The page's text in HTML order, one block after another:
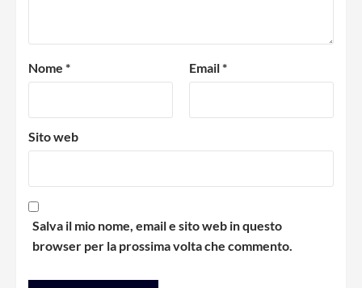
Nome * Email*
Sito web
Salva il mio nome, email e sito web in questo
browser per la prossima volta che commento.